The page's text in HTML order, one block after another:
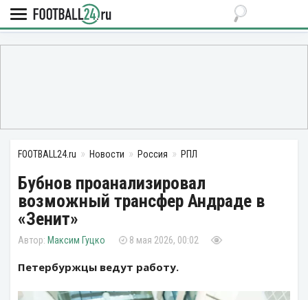
FOOTBALL24.ru Новости Россия РПЛ
Бубнов проанализировал
возможный трансфер Андраде в
«Зенит»
Максим Гуцко 8 мая 2026, 00:02
Петербуржцы ведут работу.